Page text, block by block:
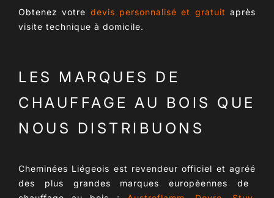
Obtenez votre devis personnalisé et gratuit après
visite technique à domicile.
LES MARQUES DE
CHAUFFAGE AU BOIS QUE
NOUS DISTRIBUONS
Cheminées Liégeois est revendeur officiel et agréé
des plus grandes marques européennes de